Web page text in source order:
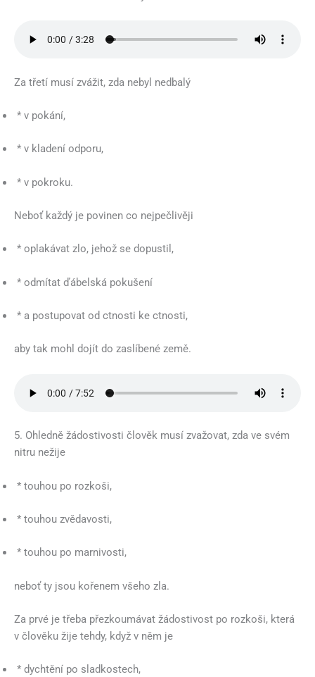
Za třetí musí zvážit, zda nebyl nedbalý
* v pokání,
* v kladení odporu,
* v pokroku.
Neboť každý je povinen co nejpečlivěji
* oplakávat zlo, jehož se dopustil,
* odmítat ďábelská pokušení
* a postupovat od ctnosti ke ctnosti,
aby tak mohl dojít do zaslíbené země.
5. Ohledně žádostivosti člověk musí zvažovat, zda ve svém
nitru nežije
* touhou po rozkoši,
* touhou zvědavosti,
* touhou po marnivosti,
neboť ty jsou kořenem všeho zla.
Za prvé je třeba přezkoumávat žádostivost po rozkoši, která
v člověku žije tehdy, když v něm je
* dychtění po sladkostech,